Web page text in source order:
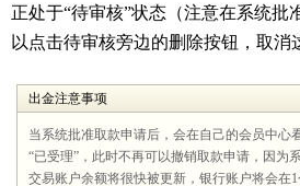
正处于“待审核”状态（注意在系统批
以点击待审核旁边的删除按钮，取消
出金注意事项
当系统批准取款申请后，会在自己的会员中心
“已受理”，此时不再可以撤销取款申请，因为
交易账户余额将很快被更新，银行账户将会在1